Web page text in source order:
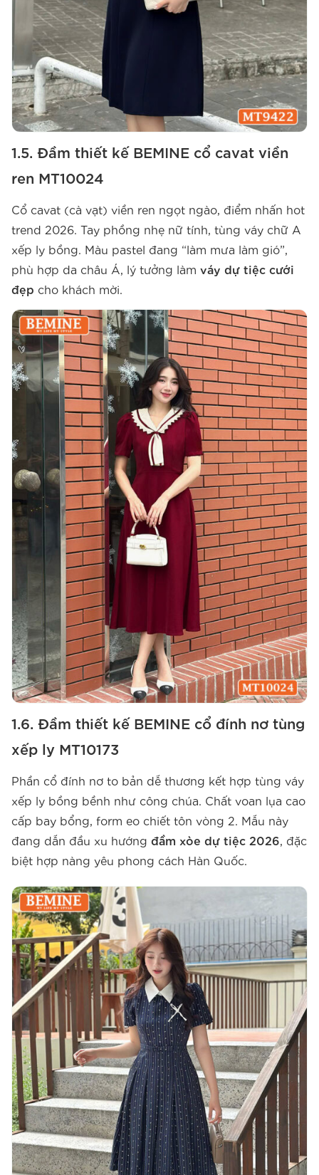
1.5. Đầm thiết kế BEMINE cổ cavat viền
ren MT10024
Cổ cavat (cà vạt) viền ren ngọt ngào, điểm nhấn hot
trend 2026. Tay phồng nhẹ nữ tính, tùng váy chữ A
xếp ly bồng. Màu pastel đang “làm mưa làm gió”,
phù hợp da châu Á, lý tưởng làm váy dự tiệc cưới
đẹp cho khách mời.
1.6. Đầm thiết kế BEMINE cổ đính nơ tùng
xếp ly MT10173
Phần cổ đính nơ to bản dễ thương kết hợp tùng váy
xếp ly bồng bềnh như công chúa. Chất voan lụa cao
cấp bay bổng, form eo chiết tôn vòng 2. Mẫu này
đang dẫn đầu xu hướng đầm xòe dự tiệc 2026, đặc
biệt hợp nàng yêu phong cách Hàn Quốc.